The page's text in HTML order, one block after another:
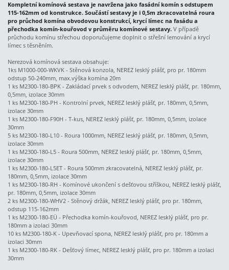
Kompletní komínová sestava je navržena jako fasádní komín s odstupem
115-162mm od konstrukce. Součástí sestavy je i 0,5m zkracovatelná roura
pro průchod komína obvodovou konstrukcí, krycí límec na fasádu a
přechodka komín-kouřovod v průměru komínové sestavy. V případě
průchodu komínu střechou doporučujeme doplnit o střešní lemování a krycí
límec s těsněním.
Nerezová komínová sestava obsahuje:
1ks M1000-000-WKVK - Stěnová konzola, NEREZ lesklý plášť, pro pr. 180mm
odstup 50-240mm, max.výška komína 20m
1 ks M2300-180-BPK - Zakládací prvek s odvodem, NEREZ lesklý plášť, pr. 180mm,
0,5mm, izolace 30mm
1 ks M2300-180-PH - Kontrolní prvek, NEREZ lesklý plášť, pr. 180mm, 0,5mm,
izolace 30mm
1 ks M2300-180-F90H - T-kus, NEREZ lesklý plášť, pr. 180mm, 0,5mm, izolace
30mm
5 ks M2300-180-L10 - Roura 1000mm, NEREZ lesklý plášť, pr. 180mm, 0,5mm,
izolace 30mm
1 ks M2300-180-L5 - Roura 500mm, NEREZ lesklý plášť, pr. 180mm, 0,5mm,
izolace 30mm
1 ks M2300-180-L5ET - Roura 500mm zkracovatelná, NEREZ lesklý plášť, pr.
180mm, 0,5mm, izolace 30mm
1 ks M2300-180-RH - Komínové ukončení s dešťovou stříškou, NEREZ lesklý plášť,
pr. 180mm, 0,5mm, izolace 30mm
2 ks M2300-180-WHV2 - Stěnový držák, NEREZ lesklý plášť, pro pr. 180mm,
odstup 115-162mm
1 ks M2300-180-EÜ - Přechodka komín-kouřovod, NEREZ lesklý plášť, pro pr.
180mm a izolaci 30mm
10 ks M2300-180-K - Upevňovací spona, NEREZ lesklý plášť, pro pr. 180mm a
izolaci 30mm
1 ks M2300-180-RK - Dešťový límec, NEREZ lesklý plášť, pro pr. 180mm a izolaci
30mm